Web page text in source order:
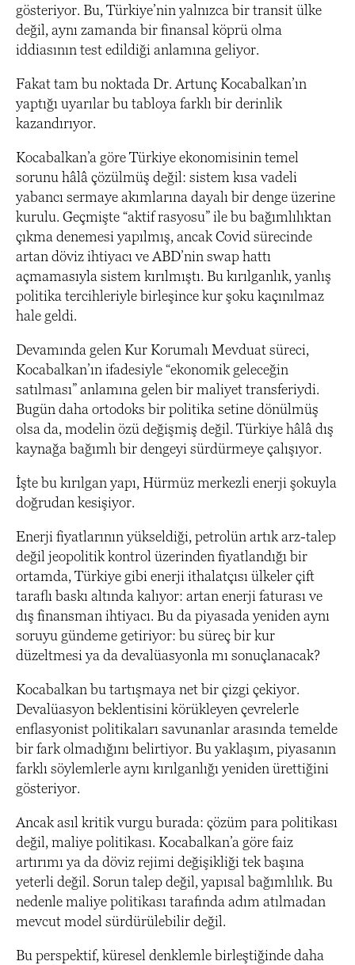
gösteriyor. Bu, Türkiye’nin yalnızca bir transit ülke
değil, aynı zamanda bir finansal köprü olma
iddiasının test edildiği anlamına geliyor.
Fakat tam bu noktada Dr. Artunç Kocabalkan’ın
yaptığı uyarılar bu tabloya farklı bir derinlik
kazandırıyor.
Kocabalkan’a göre Türkiye ekonomisinin temel
sorunu hâlâ çözülmüş değil: sistem kısa vadeli
yabancı sermaye akımlarına dayalı bir denge üzerine
kurulu. Geçmişte “aktif rasyosu” ile bu bağımlılıktan
çıkma denemesi yapılmış, ancak Covid sürecinde
artan döviz ihtiyacı ve ABD’nin swap hattı
açmamasıyla sistem kırılmıştı. Bu kırılganlık, yanlış
politika tercihleriyle birleşince kur şoku kaçınılmaz
hale geldi.
Devamında gelen Kur Korumalı Mevduat süreci,
Kocabalkan’ın ifadesiyle “ekonomik geleceğin
satılması” anlamına gelen bir maliyet transferiydi.
Bugün daha ortodoks bir politika setine dönülmüş
olsa da, modelin özü değişmiş değil. Türkiye hâlâ dış
kaynağa bağımlı bir dengeyi sürdürmeye çalışıyor.
İşte bu kırılgan yapı, Hürmüz merkezli enerji şokuyla
doğrudan kesişiyor.
Enerji fiyatlarının yükseldiği, petrolün artık arz-talep
değil jeopolitik kontrol üzerinden fiyatlandığı bir
ortamda, Türkiye gibi enerji ithalatçısı ülkeler çift
taraflı baskı altında kalıyor: artan enerji faturası ve
dış finansman ihtiyacı. Bu da piyasada yeniden aynı
soruyu gündeme getiriyor: bu süreç bir kur
düzeltmesi ya da devalüasyonla mı sonuçlanacak?
Kocabalkan bu tartışmaya net bir çizgi çekiyor.
Devalüasyon beklentisini körükleyen çevrelerle
enflasyonist politikaları savunanlar arasında temelde
bir fark olmadığını belirtiyor. Bu yaklaşım, piyasanın
farklı söylemlerle aynı kırılganlığı yeniden ürettiğini
gösteriyor.
Ancak asıl kritik vurgu burada: çözüm para politikası
değil, maliye politikası. Kocabalkan’a göre faiz
artırımı ya da döviz rejimi değişikliği tek başına
yeterli değil. Sorun talep değil, yapısal bağımlılık. Bu
nedenle maliye politikası tarafında adım atılmadan
mevcut model sürdürülebilir değil.
Bu perspektif, küresel denklemle birleştiğinde daha